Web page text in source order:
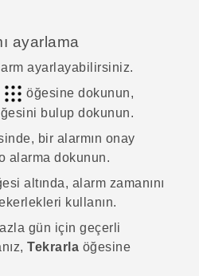
ayarlama
ayarlayabilirsiniz.
öğesine dokunun,
bulup dokunun.
bir alarmın onay
alarma dokunun.
altında, alarm zamanını
kullanın.
gün için geçerli
Tekrarla öğesine